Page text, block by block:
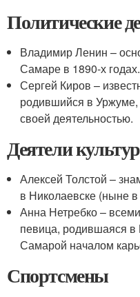
Политические
Владимир Ленин –
Самаре в 1890-х годах.
Сергей Киров –
родившийся в
своей деятельностью.
Деятели
Алексей Толстой –
в Николаевске (ныне
Анна Нетребко –
певица, родившаяся в
Самарой началом
Спортсмены